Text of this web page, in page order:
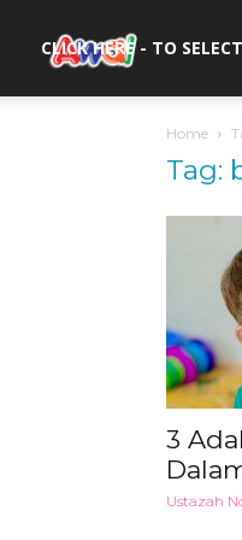
awal.my
CLICK HERE - TO
Home
Tag:
3
Ustazah